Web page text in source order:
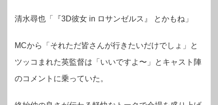
清水尋也「『3D彼女 in ロサンゼルス』 とかもね」
MCから「それただ皆さんが行きたいだけでしょ」と
ツッコまれた英監督は「いいですよ〜」
とキャスト陣
のコメントに乗っていた。